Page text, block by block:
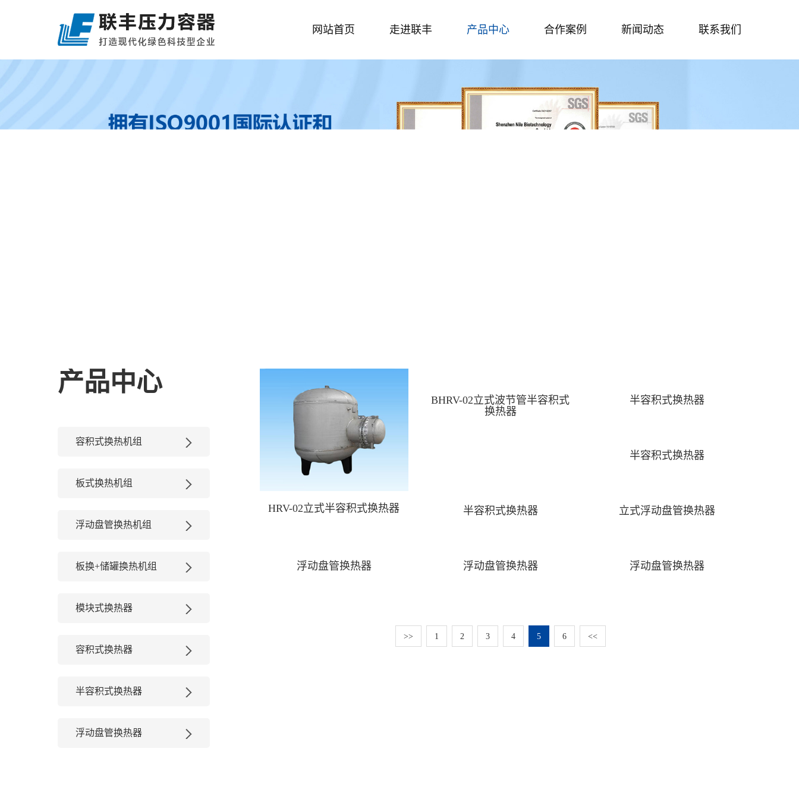
网站首页 走进联丰 产品中心 合作案例 新闻动态 联系我们
产品中心
容积式换热机组
板式换热机组
浮动盘管换热机组
板换+储罐换热机组
模块式换热器
容积式换热器
半容积式换热器
浮动盘管换热器
HRV-02立式半容积式换热器
BHRV-02立式波节管半容积式
换热器
半容积式换热器
半容积式换热器
半容积式换热器 立式浮动盘管换热器
浮动盘管换热器 浮动盘管换热器 浮动盘管换热器
>> 1 2 3 4 5 6 <<